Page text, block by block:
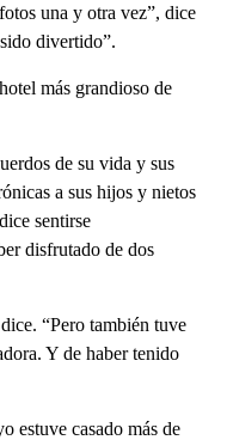
una y otra vez”, dice
divertido”.
más grandioso de
de su vida y sus
a sus hijos y nietos
sentirse
disfrutado de dos
“Pero también tuve
Y de haber tenido
estuve casado más de